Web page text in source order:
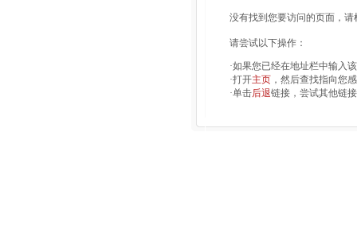
没有找到您要访问的页面，
请尝试以下操作：
·如果您已经在地址栏中输入
·打开主页 ，然后查找指向您
·单击后退链接，尝试其他链